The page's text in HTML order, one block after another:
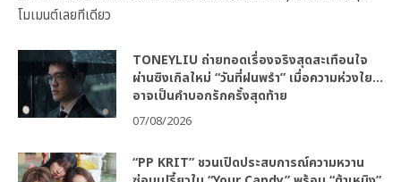
โมเมนต์เลยทีเดียว
TONEYLIU ถ่ายทอดเรื่องจริงสุดสะเทือนใจ
ผ่านซิงเกิลใหม่ “วันที่ฝนพรำ” เมื่อความห่วงใย…
อาจเป็นคำบอกรักครั้งสุดท้าย
07/08/2026
“PP KRIT” ชวนเปิดประสบการณ์ความหวาน